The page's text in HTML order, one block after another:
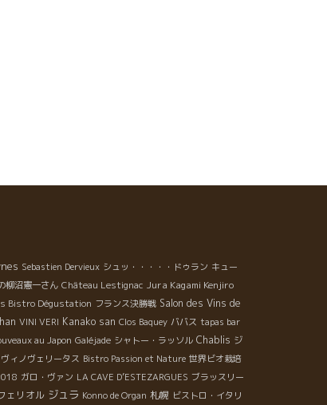
Sebastien Dervieux シュッ・・・・・ドゥラン キュー
柳沼憲一さん Château Lestignac Jura Kagami Kenjiro
Bistro Dégustation フランス決勝戦 Salon des Vins de
VINI VERI Kanako san Clos Baquey ババス tapas bar
au Japon Galéjade シャトー・ラッソル Chablis ジ
ィノヴェリータス Bistro Passion et Nature 世界ビオ栽培
ガロ・ヴァン LA CAVE D’ESTEZARGUES ブラッスリー
ェリオル ジュラ Konno de Organ 札幌 ビストロ・イタリ